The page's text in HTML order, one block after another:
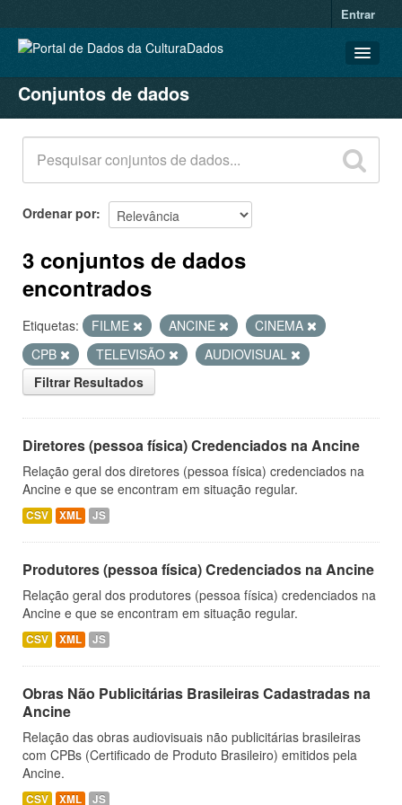
Entrar
CONJUNTOS DE DADOS
ORGANIZAÇÕES
GRUPOS
SOBRE
Conjuntos de dados
Ordenar por
3 conjuntos de dados
encontrados
Etiquetas: FILME ANCINE
CINEMA
CPB
TELEVISÃO
AUDIOVISUAL
Filtrar Resultados
Diretores (pessoa física) Credenciados na Ancine
Relação geral dos diretores (pessoa física) credenciados na
Ancine e que se encontram em situação regular.
CSV XML JS
Produtores (pessoa física) Credenciados na Ancine
Relação geral dos produtores (pessoa física) credenciados na
Ancine e que se encontram em situação regular.
CSV XML JS
Obras Não Publicitárias Brasileiras Cadastradas na
Ancine
Relação das obras audiovisuais não publicitárias brasileiras
com CPBs (Certificado de Produto Brasileiro) emitidos pela
Ancine.
CSV XML JS